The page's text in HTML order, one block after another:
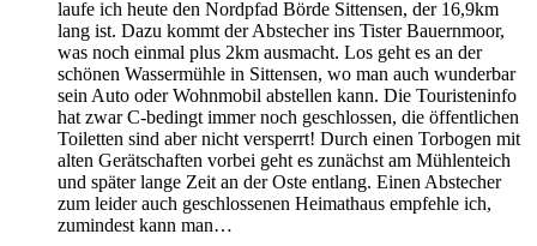
laufe ich heute den Nordpfad Börde Sittensen, der 16,9km
lang ist. Dazu kommt der Abstecher ins Tister Bauernmoor,
was noch einmal plus 2km ausmacht. Los geht es an der
schönen Wassermühle in Sittensen, wo man auch wunderbar
sein Auto oder Wohnmobil abstellen kann. Die Touristeninfo
hat zwar C-bedingt immer noch geschlossen, die öffentlichen
Toiletten sind aber nicht versperrt! Durch einen Torbogen mit
alten Gerätschaften vorbei geht es zunächst am Mühlenteich
und später lange Zeit an der Oste entlang. Einen Abstecher
zum leider auch geschlossenen Heimathaus empfehle ich,
zumindest kann man…